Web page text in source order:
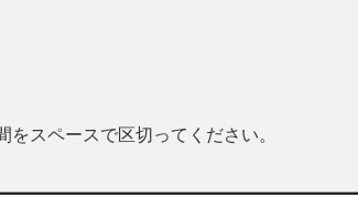
スペースで区切ってください。